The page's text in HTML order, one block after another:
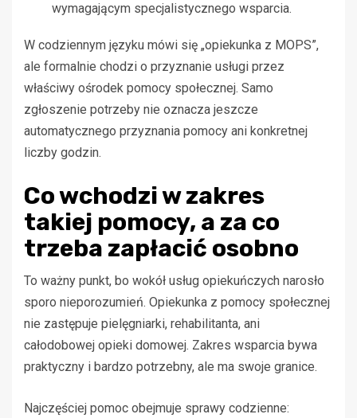
wymagającym specjalistycznego wsparcia.
W codziennym języku mówi się „opiekunka z MOPS”,
ale formalnie chodzi o przyznanie usługi przez
właściwy ośrodek pomocy społecznej. Samo
zgłoszenie potrzeby nie oznacza jeszcze
automatycznego przyznania pomocy ani konkretnej
liczby godzin.
Co wchodzi w zakres
takiej pomocy, a za co
trzeba zapłacić osobno
To ważny punkt, bo wokół usług opiekuńczych narosło
sporo nieporozumień. Opiekunka z pomocy społecznej
nie zastępuje pielęgniarki, rehabilitanta, ani
całodobowej opieki domowej. Zakres wsparcia bywa
praktyczny i bardzo potrzebny, ale ma swoje granice.
Najczęściej pomoc obejmuje sprawy codzienne: